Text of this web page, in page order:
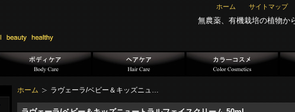
ホーム サイトマップ
無農薬、有機栽培の植物か
ホーム ラヴェーラ/ベビー＆キッズニュ…